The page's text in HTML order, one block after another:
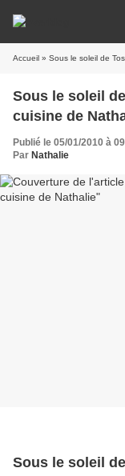
Accueil » Sous le soleil de
Sous le soleil
cuisine de
Publié le 05/01/2010 à
Par Nathalie
Sous le soleil